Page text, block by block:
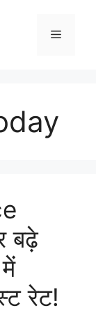
Menu
बढ़े
रेट!